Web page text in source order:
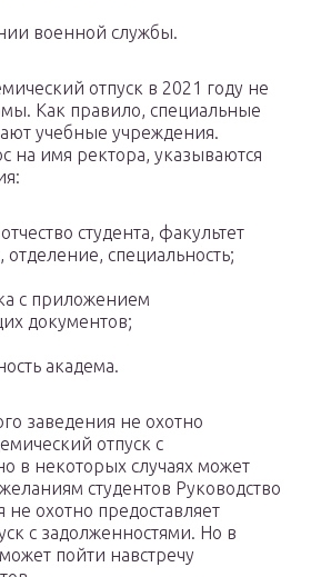
военной службы.
отпуск в 2021 году не
Как правило, специальные
учебные учреждения.
на имя ректора, указываются
студента, факультет
отделение, специальность;
с приложением
документов;
академа.
заведения не охотно
отпуск с
в некоторых случаях может
студентов Руководство
не охотно предоставляет
с задолженностями. Но в
пойти навстречу